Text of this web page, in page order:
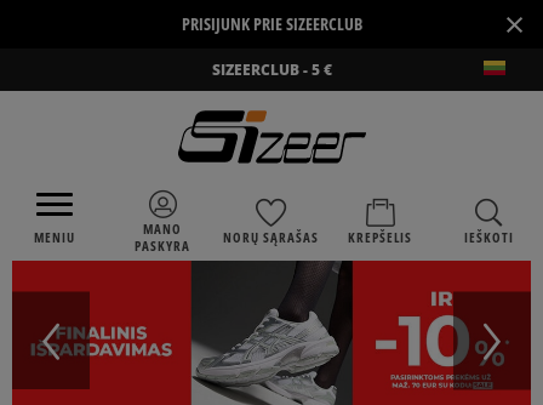
PRISIJUNK PRIE SIZEERCLUB ×
SIZEERCLUB - 5 €
MENIU
MANO
PASKYRA
NORŲ SĄRAŠAS KREPŠELIS IEŠKOTI